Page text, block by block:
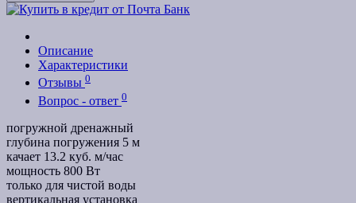
Описание
Характеристики
Отзывы 0
Вопрос - ответ 0
погружной дренажный
глубина погружения 5 м
качает 13.2 куб. м/час
мощность 800 Вт
только для чистой воды
вертикальная установка